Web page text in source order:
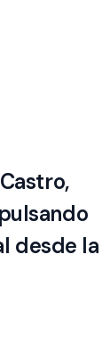
desde la